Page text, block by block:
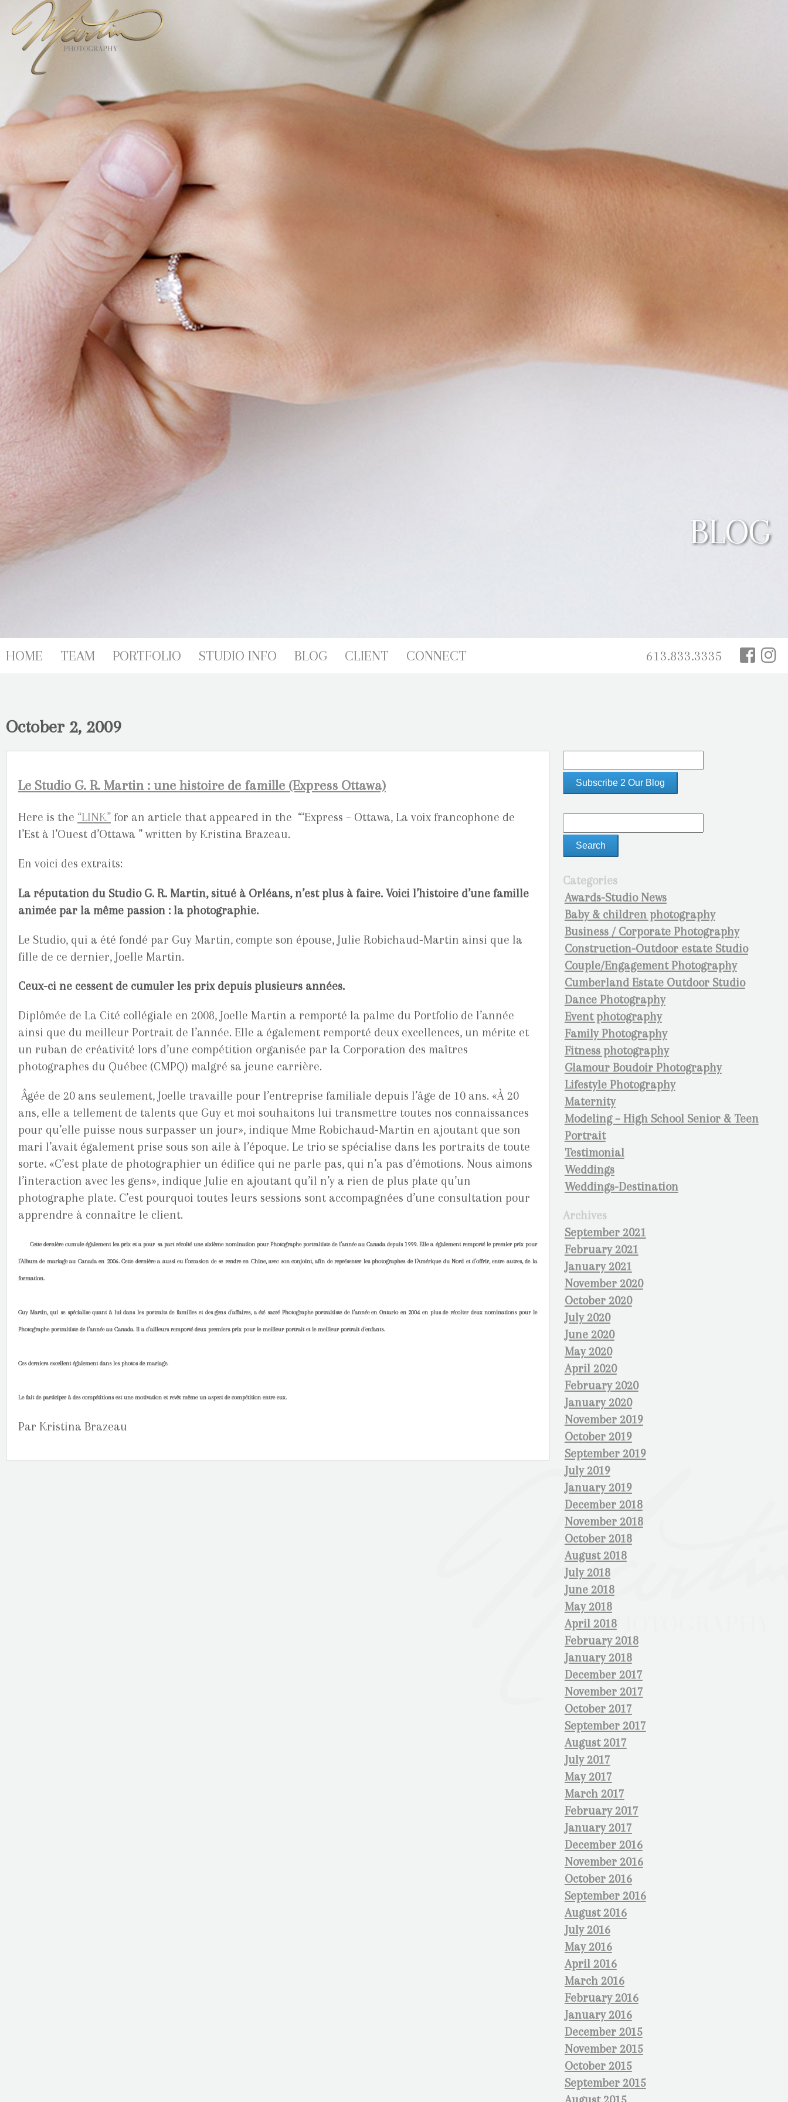
BLOG
613.833.3335
HOME TEAM PORTFOLIO STUDIO INFO BLOG CLIENT CONNECT
Categories
Awards-Studio News
Baby & children photography
Business / Corporate Photography
Construction-Outdoor estate Studio
Couple/Engagement Photography
Cumberland Estate Outdoor Studio
Dance Photography
Event photography
Family Photography
Fitness photography
Glamour Boudoir Photography
Lifestyle Photography
Maternity
Modeling – High School Senior & Teen
Portrait
Testimonial
Weddings
Weddings-Destination
Archives
September 2021
February 2021
January 2021
November 2020
October 2020
July 2020
June 2020
May 2020
April 2020
February 2020
January 2020
November 2019
October 2019
September 2019
July 2019
January 2019
December 2018
November 2018
October 2018
August 2018
July 2018
June 2018
May 2018
April 2018
February 2018
January 2018
December 2017
November 2017
October 2017
September 2017
August 2017
July 2017
May 2017
March 2017
February 2017
January 2017
December 2016
November 2016
October 2016
September 2016
August 2016
July 2016
May 2016
April 2016
March 2016
February 2016
January 2016
December 2015
November 2015
October 2015
September 2015
October 2, 2009
Le Studio G. R. Martin : une histoire de famille (Express Ottawa)
Here is the “LINK” for an article that appeared in the “‘Express – Ottawa, La voix francophone de
l’Est à l’Ouest d’Ottawa ” written by Kristina Brazeau.
En voici des extraits:
La réputation du Studio G. R. Martin, situé à Orléans, n’est plus à faire. Voici l’histoire d’une famille
animée par la même passion : la photographie.
Le Studio, qui a été fondé par Guy Martin, compte son épouse, Julie Robichaud-Martin ainsi que la
fille de ce dernier, Joelle Martin.
Ceux-ci ne cessent de cumuler les prix depuis plusieurs années.
Diplômée de La Cité collégiale en 2008, Joelle Martin a remporté la palme du Portfolio de l’année
ainsi que du meilleur Portrait de l’année. Elle a également remporté deux excellences, un mérite et
un ruban de créativité lors d’une compétition organisée par la Corporation des maîtres
photographes du Québec (CMPQ) malgré sa jeune carrière.
Âgée de 20 ans seulement, Joelle travaille pour l’entreprise familiale depuis l’âge de 10 ans. «À 20
ans, elle a tellement de talents que Guy et moi souhaitons lui transmettre toutes nos connaissances
pour qu’elle puisse nous surpasser un jour», indique Mme Robichaud-Martin en ajoutant que son
mari l’avait également prise sous son aile à l’époque. Le trio se spécialise dans les portraits de toute
sorte. «C’est plate de photographier un édifice qui ne parle pas, qui n’a pas d’émotions. Nous aimons
l’interaction avec les gens», indique Julie en ajoutant qu’il n’y a rien de plus plate qu’un
photographe plate. C’est pourquoi toutes leurs sessions sont accompagnées d’une consultation pour
apprendre à connaître le client.
Cette dernière cumule également les prix et a pour sa part récolté une sixième nomination pour Photographe portraitiste de l’année au Canada depuis 1999. Elle a également remporté le premier prix pour
l’Album de mariage au Canada en 2006. Cette dernière a aussi eu l’occasion de se rendre en Chine, avec son conjoint, afin de représenter les photographes de l’Amérique du Nord et d’offrir, entre autres, de la
formation.
Guy Martin, qui se spécialise quant à lui dans les portraits de familles et des gens d’affaires, a été sacré Photographe portraitiste de l’année en Ontario en 2004 en plus de récolter deux nominations pour le
Photographe portraitiste de l’année au Canada. Il a d’ailleurs remporté deux premiers prix pour le meilleur portrait et le meilleur portrait d’enfants.
Ces derniers excellent également dans les photos de mariage.
Le fait de participer à des compétitions est une motivation et revêt même un aspect de compétition entre eux.
Par Kristina Brazeau